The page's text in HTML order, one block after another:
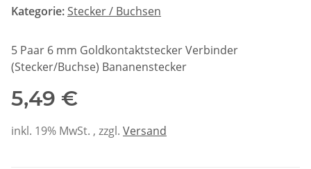
Kategorie: Stecker / Buchsen
5 Paar 6 mm Goldkontaktstecker Verbinder
(Stecker/Buchse) Bananenstecker
5,49 €
inkl. 19% MwSt. , zzgl. Versand